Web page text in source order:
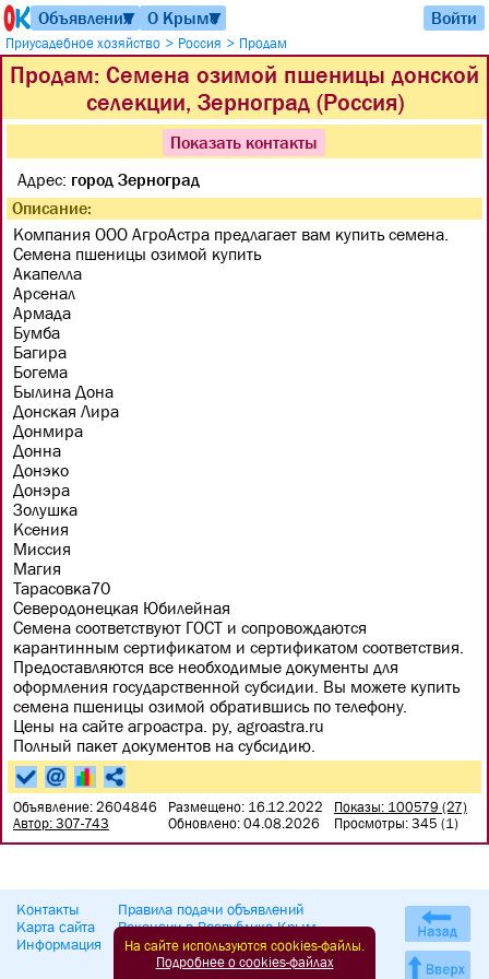
Объявления
▼ О Крыме
▼ Войти
Приусадебное хозяйство > Россия > Продам
Продам: Семена озимой пшеницы донской
селекции, Зерноград (Россия)
Показать контакты
Адрес: город Зерноград
Описание:
Компания ООО АгроАстра предлагает вам купить семена.
Семена пшеницы озимой купить
Акапелла
Арсенал
Армада
Бумба
Багира
Богема
Былина Дона
Донская Лира
Донмира
Донна
Донэко
Донэра
Золушка
Ксения
Миссия
Магия
Тарасовка70
Северодонецкая Юбилейная
Семена соответствуют ГОСТ и сопровождаются
карантинным сертификатом и сертификатом соответствия.
Предоставляются все необходимые документы для
оформления государственной субсидии. Вы можете купить
семена пшеницы озимой обратившись по телефону.
Цены на сайте агроастра. ру, agroastra.ru
Полный пакет документов на субсидию.
Объявление: 2604846
Автор: 307-743
Размещено: 16.12.2022
Обновлено: 04.08.2026
Показы: 100579 (27)
Просмотры: 345 (1)
Контакты
Карта сайта
Информация
Правила подачи объявлений
Вакансии в Республике Крым
Достопримечательности Крыма
На сайте используются cookies-файлы.
Подробнее о cookies-файлах